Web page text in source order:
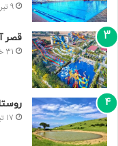
9 تیر 1401
قصر
31 خرداد 1401
17 تیر 1400